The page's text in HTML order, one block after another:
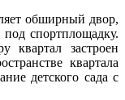
обширный двор,
спортплощадку.
квартал застроен
квартала
детского сада с